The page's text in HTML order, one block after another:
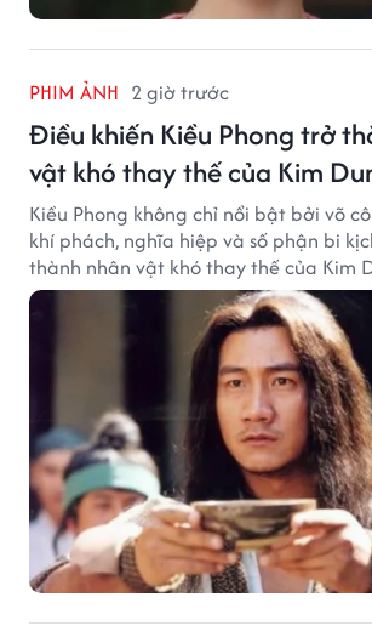
PHIM ẢNH 2 giờ trước
Điều khiến Kiều Phong trở
vật khó thay thế của Kim
Kiều Phong không chỉ nổi bật bởi võ
khí phách, nghĩa hiệp và số phận bi
thành nhân vật khó thay thế của Kim